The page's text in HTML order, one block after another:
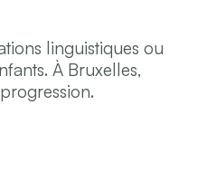
linguistiques ou
À Bruxelles,